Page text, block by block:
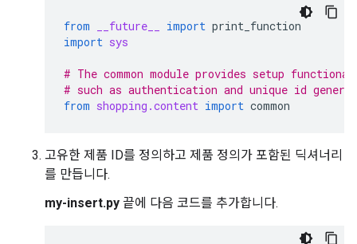
from __future__ import print_function
import sys
# The common module provides setup
# such as authentication and unique id
from shopping.content import common
고유한 제품 ID를 정의하고 제품 정의가 포함된 딕셔너리
를 만듭니다.
my-insert.py 끝에 다음 코드를 추가합니다.